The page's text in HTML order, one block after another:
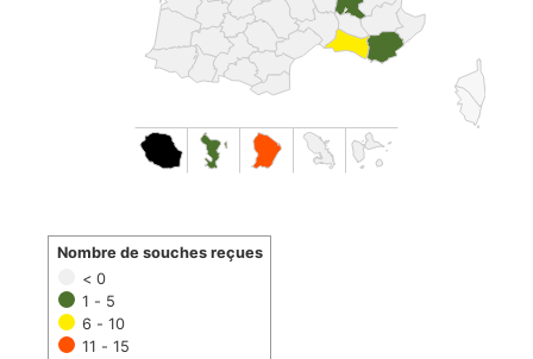
< 0
1 - 5
6 - 10
11 - 15
Nombre de souches reçues